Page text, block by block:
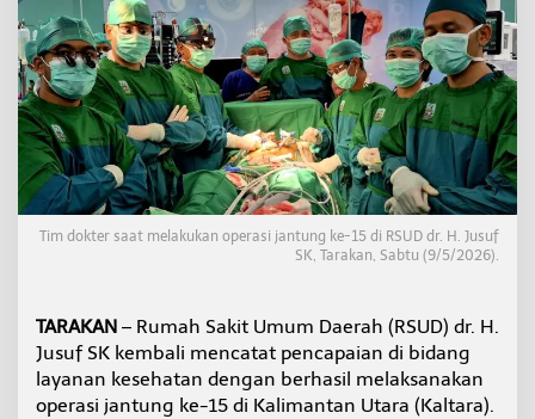
K
S
u
k
s
e
s
L
a
k
u
O
e
r
a
Tim dokter saat melakukan operasi jantung ke-15 di RSUD dr. H. Jusuf
SK, Tarakan, Sabtu (9/5/2026).
TARAKAN – Rumah Sakit Umum Daerah (RSUD) dr. H.
Jusuf SK kembali mencatat pencapaian di bidang
layanan kesehatan dengan berhasil melaksanakan
operasi jantung ke-15 di Kalimantan Utara (Kaltara).